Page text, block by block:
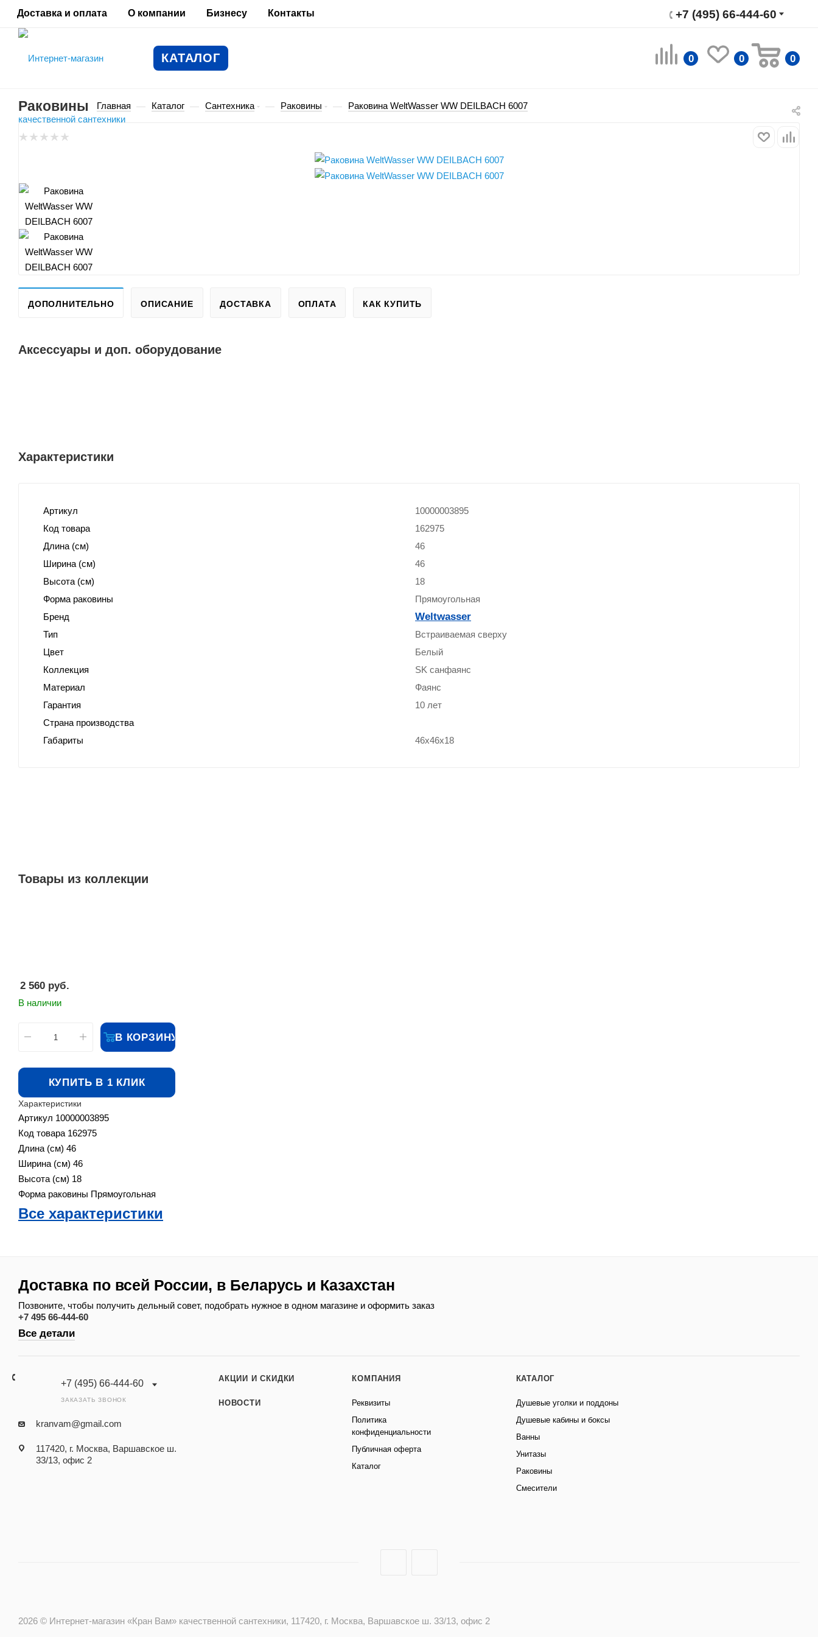
+7 (495) 66-444-60
Доставка и оплата О компании Бизнесу Контакты
КАТАЛОГ 0 0 0
Раковины Главная — Каталог — Сантехника — Раковины — Раковина WeltWasser WW DEILBACH 6007
ДОПОЛНИТЕЛЬНО ОПИСАНИЕ ДОСТАВКА ОПЛАТА КАК КУПИТЬ
Аксессуары и доп. оборудование
Характеристики
Артикул
10000003895
Код товара
162975
Длина (см)
46
Ширина (см)
46
Высота (см)
18
Форма раковины
Прямоугольная
Бренд
Weltwasser
Тип
Встраиваемая сверху
Цвет
Белый
Коллекция
SK санфаянс
Материал
Фаянс
Гарантия
10 лет
Страна производства
Габариты
46x46x18
Товары из коллекции
2 560 руб.
В наличии
В КОРЗИНУ
КУПИТЬ В 1 КЛИК
Характеристики
Артикул 10000003895
Код товара 162975
Длина (см) 46
Ширина (см) 46
Высота (см) 18
Форма раковины Прямоугольная
Все характеристики
Доставка по всей России, в Беларусь и Казахстан
Позвоните, чтобы получить дельный совет, подобрать нужное в одном магазине и оформить заказ
+7 495 66-444-60
Все детали
+7 (495) 66-444-60
ЗАКАЗАТЬ ЗВОНОК
kranvam@gmail.com
117420, г. Москва, Варшавское ш.
33/13, офис 2
АКЦИИ И СКИДКИ
НОВОСТИ
КОМПАНИЯ
Реквизиты
Политика
конфиденциальности
Публичная оферта
Каталог
КАТАЛОГ
Душевые уголки и поддоны
Душевые кабины и боксы
Ванны
Унитазы
Раковины
Смесители
2026 © Интернет-магазин «Кран Вам» качественной сантехники, 117420, г. Москва, Варшавское ш. 33/13, офис 2